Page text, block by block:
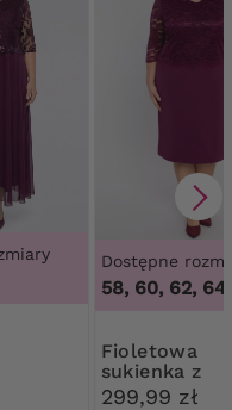
Dostępne
58, 60, 62, 64
Fioletowa
sukienka z
koronką
299,99 zł